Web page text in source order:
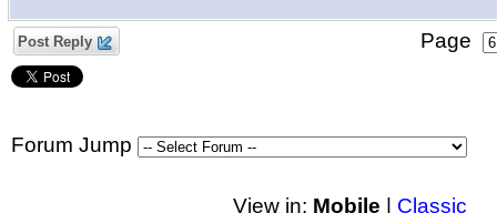
Post Reply Page
Forum Jump
View in: Mobile Classic